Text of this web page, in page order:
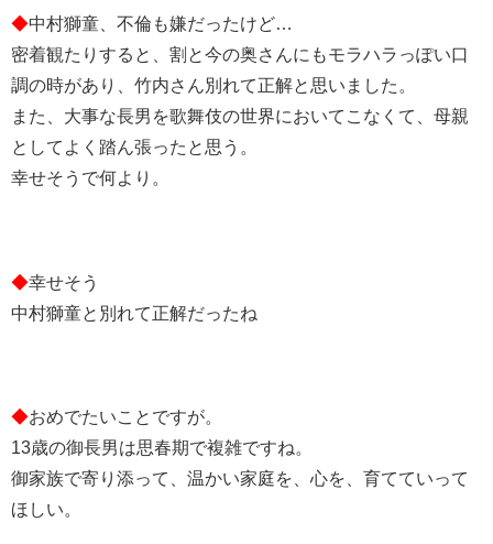
◆中村獅童、不倫も嫌だったけど…
密着観たりすると、割と今の奥さんにもモラハラっぽい口
調の時があり、竹内さん別れて正解と思いました。
また、大事な長男を歌舞伎の世界においてこなくて、母親
としてよく踏ん張ったと思う。
幸せそうで何より。
◆幸せそう
中村獅童と別れて正解だったね
◆おめでたいことですが。
13歳の御長男は思春期で複雑ですね。
御家族で寄り添って、温かい家庭を、心を、育てていって
ほしい。